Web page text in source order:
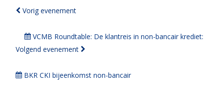
Bericht
Vorig evenement
VCMB Roundtable: De klantreis in non-bancair krediet:
Volgend evenement
BKR CKI bijeenkomst non-bancair